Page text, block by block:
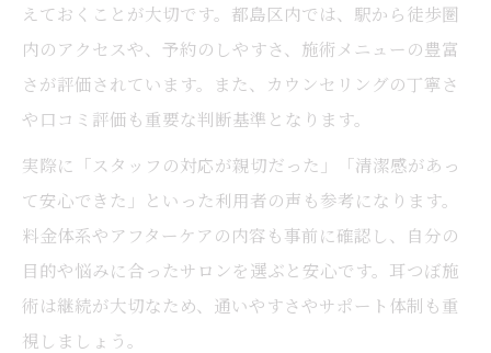
えておくことが大切です。都島区内では、駅から徒歩圏
内のアクセスや、予約のしやすさ、施術メニューの豊富
さが評価されています。また、カウンセリングの丁寧さ
や口コミ評価も重要な判断基準となります。
実際に「スタッフの対応が親切だった」「清潔感があっ
て安心できた」といった利用者の声も参考になります。
料金体系やアフターケアの内容も事前に確認し、自分の
目的や悩みに合ったサロンを選ぶと安心です。耳つぼ施
術は継続が大切なため、通いやすさやサポート体制も重
視しましょう。